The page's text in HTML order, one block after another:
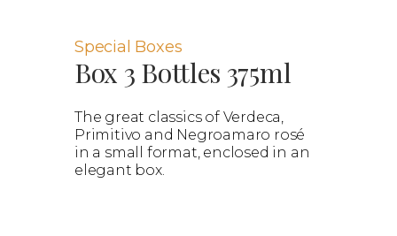
Special Boxes
Box 3 Bottles 375ml
The great classics of Verdeca,
Primitivo and Negroamaro rosé
in a small format, enclosed in an
elegant box.